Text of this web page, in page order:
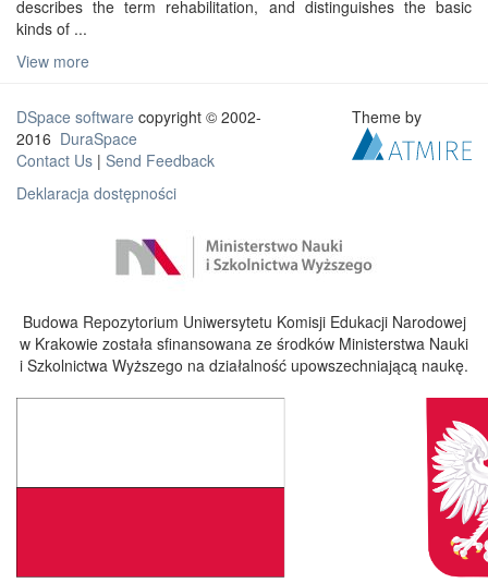
describes the term rehabilitation, and distinguishes the basic
kinds of ...
View more
DSpace software copyright © 2002-
2016 DuraSpace
Contact Us | Send Feedback
Deklaracja dostępności
Theme by
Budowa Repozytorium Uniwersytetu Komisji Edukacji Narodowej
w Krakowie została sfinansowana ze środków Ministerstwa Nauki
i Szkolnictwa Wyższego na działalność upowszechniającą naukę.